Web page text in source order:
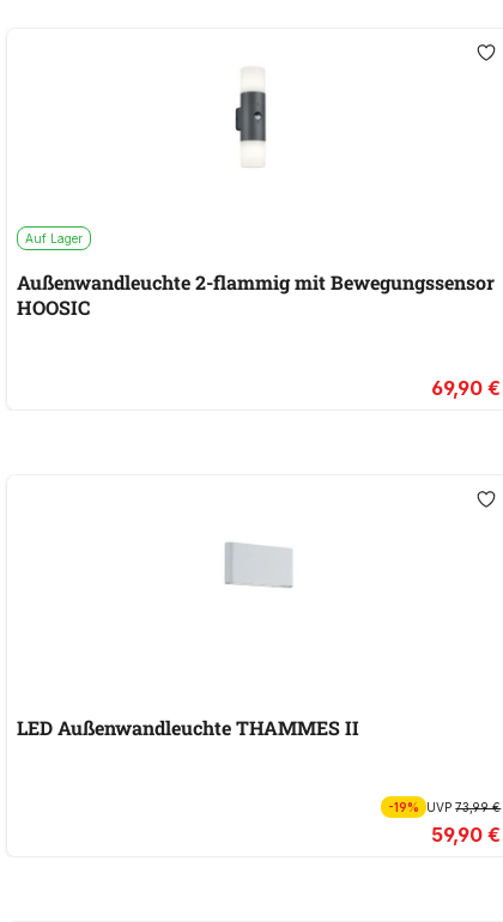
Auf Lager
Außenwandleuchte 2-flammig mit Bewegungssensor
HOOSIC
69,90 €
LED Außenwandleuchte THAMMES II
-19% UVP73,99 €
59,90 €